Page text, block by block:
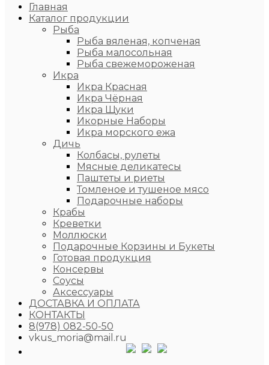
Главная
Каталог продукции
Рыба
Рыба вяленая, копченая
Рыба малосольная
Рыба свежемороженая
Икра
Икра Красная
Икра Чёрная
Икра Щуки
Икорные Наборы
Икра морского ежа
Дичь
Колбасы, рулеты
Мясные деликатесы
Паштеты и риеты
Томленое и тушеное мясо
Подарочные наборы
Крабы
Креветки
Моллюски
Подарочные Корзины и Букеты
Готовая продукция
Консервы
Соусы
Аксессуары
ДОСТАВКА И ОПЛАТА
КОНТАКТЫ
8(978) 082-50-50
vkus_moria@mail.ru